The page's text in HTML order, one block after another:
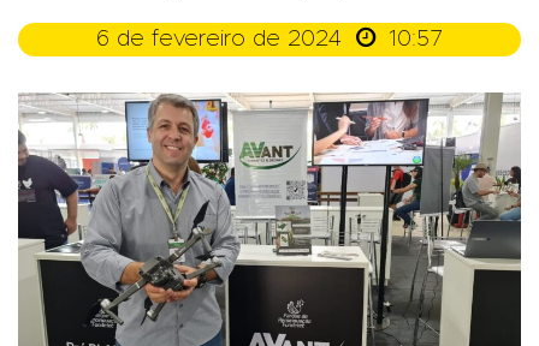
6 de fevereiro de 2024  10:57